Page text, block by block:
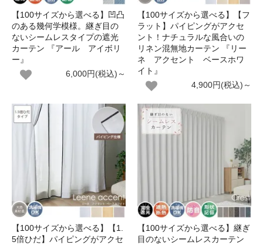
【100サイズから選べる】凹凸
のある幾何学模様。継ぎ目の
ないシームレスタイプの遮光
カーテン 『アール アイボリ
ー』
6,000円(税込)～
【100サイズから選べる】【フ
ラット】パイピングがアクセ
ント！ナチュラルな風合いの
リネン混無地カーテン 『リー
ネ アクセント ベースホワ
イト』
4,900円(税込)～
【100サイズから選べる】【1.
5倍ひだ】パイピングがアクセ
【100サイズから選べる】継ぎ
目のないシームレスカーテン